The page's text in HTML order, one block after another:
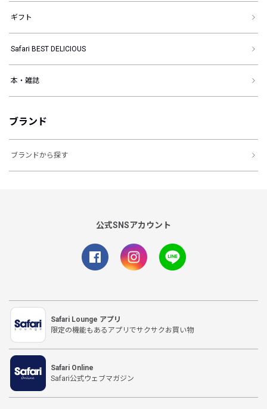
ギフト
Safari BEST DELICIOUS
本・雑誌
ブランド
ブランドから探す
公式SNSアカウント
Safari Lounge アプリ
限定の機能もあるアプリでサクサクお買い物
Safari Online
Safari公式ウェブマガジン